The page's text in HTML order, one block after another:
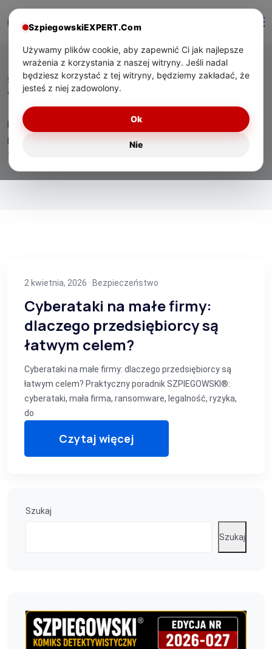
Start/ Tag:mała firma
Tag:mała firma
Eksperckie materiały o technologiach bezpieczeństwa,
praktycznym zastosowaniu urządzeń oraz wsparciu
technicznym dla użytkowników w Polsce.
2 kwietnia, 2026 · Bezpieczeństwo
Cyberataki na małe firmy:
dlaczego przedsiębiorcy są
łatwym celem?
Cyberataki na małe firmy: dlaczego przedsiębiorcy są
łatwym celem? Praktyczny poradnik SZPIEGOWSKI®:
cyberataki, mała firma, ransomware, legalność, ryzyka,
do
Czytaj więcej
Szukaj
Szukaj
SzpiegowskiEXPERT.Com
Używamy plików cookie, aby zapewnić Ci jak najlepsze
wrażenia z korzystania z naszej witryny. Jeśli nadal
będziesz korzystać z tej witryny, będziemy zakładać, że
jesteś z niej zadowolony.
Nie
Ok